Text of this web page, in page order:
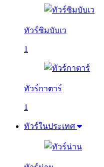
ทัวร์ซิมบับเว
1
ทัวร์กาตาร์
1
ทัวร์ในประเทศ